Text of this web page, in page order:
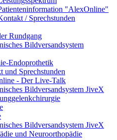
"AlexOnline"
/ Sprechstunden
Rundgang
Bildversandsystem
Endoprothetik
und Sprechstunden
- Der Live-Talk
Bildversandsystem JiveX
Bildversandsystem JiveX
und Neuroorthopädie